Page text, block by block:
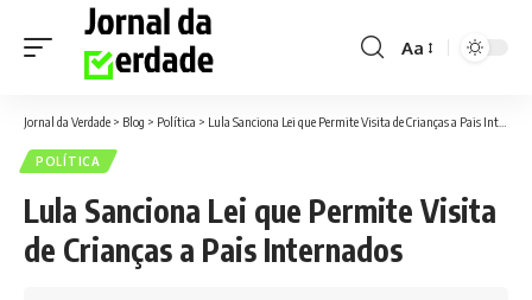
Font
Aa
Jornal da Verdade > Blog > Política > Lula Sanciona Lei que Permite Visita de Crianças a Pais Internados
POLÍTICA
Lula Sanciona Lei que Permite Visita
de Crianças a Pais Internados